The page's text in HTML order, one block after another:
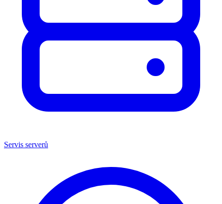
Servis serverů